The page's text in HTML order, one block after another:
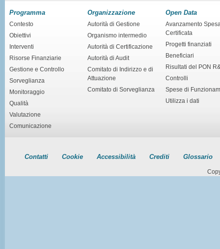
Programma
Contesto
Obiettivi
Interventi
Risorse Finanziarie
Gestione e Controllo
Sorveglianza
Monitoraggio
Qualità
Valutazione
Comunicazione
Organizzazione
Autorità di Gestione
Organismo intermedio
Autorità di Certificazione
Autorità di Audit
Comitato di Indirizzo e di
Attuazione
Comitato di Sorveglianza
Open Data
Avanzamento
Certificata
Progetti finanziati
Beneficiari
Risultati del PON
Controlli
Spese di
Utilizza i dati
Contatti Cookie Accessibilità Crediti Glossario